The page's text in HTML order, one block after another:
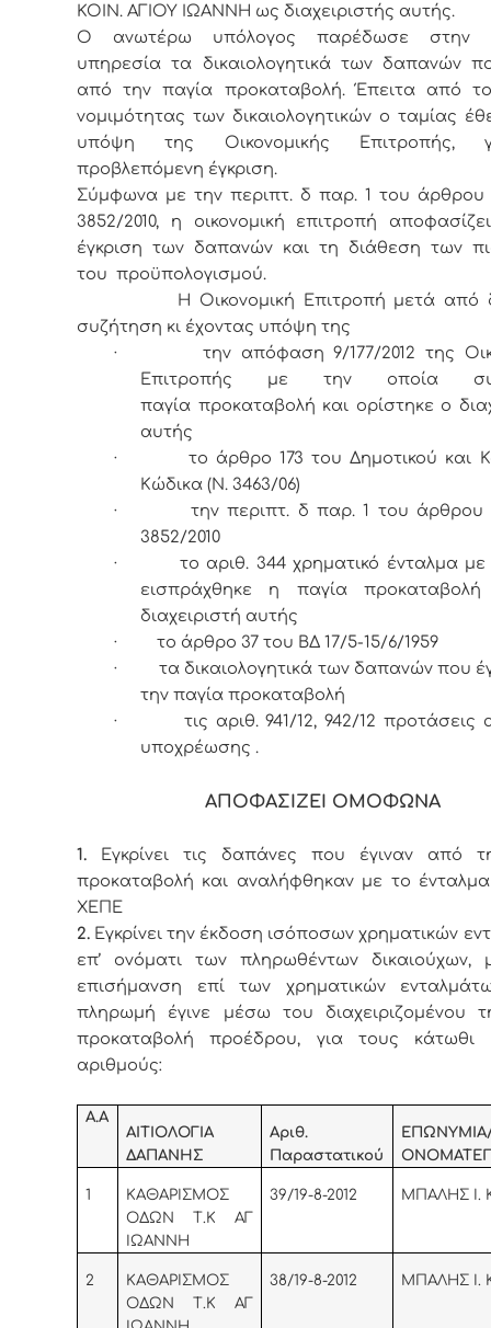
ΚΟΙΝ. ΑΓΙΟΥ ΙΩΑΝΝΗ ως διαχειριστής αυτής.
Ο ανωτέρω υπόλογος παρέδωσε στην
υπηρεσία τα δικαιολογητικά των δαπανών
από την παγία προκαταβολή. Έπειτα από
νομιμότητας των δικαιολογητικών ο ταμίας
υπόψη της Οικονομικής Επιτροπής,
προβλεπόμενη έγκριση.
Σύμφωνα με την περιπτ. δ παρ. 1 του άρθρου
3852/2010, η οικονομική επιτροπή
έγκριση των δαπανών και τη διάθεση των
του προϋπολογισμού.
Η Οικονομική Επιτροπή μετά από
συζήτηση κι έχοντας υπόψη της
·
την απόφαση 9/177/2012 της
Επιτροπής με την οποία
παγία προκαταβολή και ορίστηκε ο
αυτής
·
το άρθρο 173 του Δημοτικού και
Κώδικα (Ν. 3463/06)
·
την περιπτ. δ παρ. 1 του άρθρου
3852/2010
·
το αριθ. 344 χρηματικό ένταλμα
εισπράχθηκε η παγία
διαχειριστή αυτής
·
το άρθρο 37 του ΒΔ 17/5-15/6/1959
·
τα δικαιολογητικά των δαπανών που
την παγία προκαταβολή
·
τις αριθ. 941/12, 942/12 προτάσεις
υποχρέωσης .
ΑΠΟΦΑΣΙΖΕΙ ΟΜΟΦΩΝΑ
1. Εγκρίνει τις δαπάνες που έγιναν από
προκαταβολή και αναλήφθηκαν με το ένταλμα
ΧΕΠΕ
2. Εγκρίνει την έκδοση ισόποσων χρηματικών
επ’ ονόματι των πληρωθέντων δικαιούχων,
επισήμανση επί των χρηματικών
πληρωμή έγινε μέσω του διαχειριζομένου
προκαταβολή προέδρου, για τους κάτωθι
αριθμούς:
Α.Α
ΑΙΤΙΟΛΟΓΙΑ
ΔΑΠΑΝΗΣ
Αριθ.
Παραστατικού
1 KAΘΑΡΙΣΜΟΣ
ΟΔΩΝ Τ.Κ ΑΓ
ΙΩΑΝΝΗ
39/19-8-2012 ΜΠΑΛΗΣ
2 KAΘΑΡΙΣΜΟΣ
ΟΔΩΝ Τ.Κ ΑΓ
38/19-8-2012 ΜΠΑΛΗΣ